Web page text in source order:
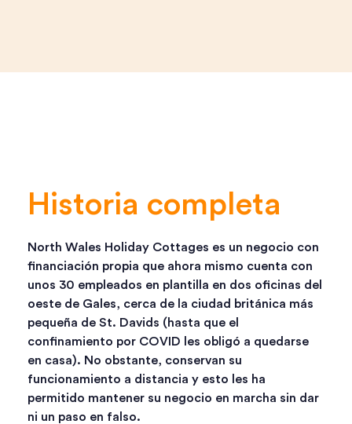
Historia completa
North Wales Holiday Cottages es un negocio con
financiación propia que ahora mismo cuenta con
unos 30 empleados en plantilla en dos oficinas del
oeste de Gales, cerca de la ciudad británica más
pequeña de St. Davids (hasta que el
confinamiento por COVID les obligó a quedarse
en casa). No obstante, conservan su
funcionamiento a distancia y esto les ha
permitido mantener su negocio en marcha sin dar
ni un paso en falso.